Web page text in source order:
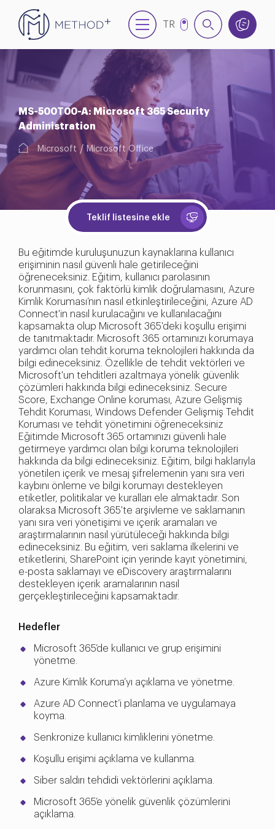
TR
MS-500T00-A: Microsoft 365 Security
Administration
Microsoft Microsoft Office
Teklif listesine ekle
Bu eğitimde kuruluşunuzun kaynaklarına kullanıcı
erişiminin nasıl güvenli hale getirileceğini
öğreneceksiniz. Eğitim, kullanıcı parolasının
korunmasını, çok faktörlü kimlik doğrulamasını, Azure
Kimlik Koruması’nın nasıl etkinleştirileceğini, Azure AD
Connect'in nasıl kurulacağını ve kullanılacağını
kapsamakta olup Microsoft 365'deki koşullu erişimi
de tanıtmaktadır. Microsoft 365 ortamınızı korumaya
yardımcı olan tehdit koruma teknolojileri hakkında da
bilgi edineceksiniz. Özellikle de tehdit vektörleri ve
Microsoft'un tehditleri azaltmaya yönelik güvenlik
çözümleri hakkında bilgi edineceksiniz. Secure
Score, Exchange Online koruması, Azure Gelişmiş
Tehdit Koruması, Windows Defender Gelişmiş Tehdit
Koruması ve tehdit yönetimini öğreneceksiniz
Eğitimde Microsoft 365 ortamınızı güvenli hale
getirmeye yardımcı olan bilgi koruma teknolojileri
hakkında da bilgi edineceksiniz. Eğitim, bilgi haklarıyla
yönetilen içerik ve mesaj şifrelemenin yanı sıra veri
kaybını önleme ve bilgi korumayı destekleyen
etiketler, politikalar ve kuralları ele almaktadır. Son
olaraksa Microsoft 365'te arşivleme ve saklamanın
yanı sıra veri yönetişimi ve içerik aramaları ve
araştırmalarının nasıl yürütüleceği hakkında bilgi
edineceksiniz. Bu eğitim, veri saklama ilkelerini ve
etiketlerini, SharePoint için yerinde kayıt yönetimini,
e-posta saklamayı ve eDiscovery araştırmalarını
destekleyen içerik aramalarının nasıl
gerçekleştirileceğini kapsamaktadır.
Hedefler
Microsoft 365’de kullanıcı ve grup erişimini
yönetme.
Azure Kimlik Koruma’yı açıklama ve yönetme.
Azure AD Connect’i planlama ve uygulamaya
koyma.
Senkronize kullanıcı kimliklerini yönetme.
Koşullu erişimi açıklama ve kullanma.
Siber saldırı tehdidi vektörlerini açıklama.
Microsoft 365’e yönelik güvenlik çözümlerini
açıklama.